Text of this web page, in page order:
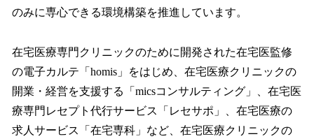
のみに専心できる環境構築を推進しています。
在宅医療専門クリニックのために開発された在宅医監修
の電子カルテ「homis」をはじめ、在宅医療クリニックの
開業・経営を支援する「micsコンサルティング」、在宅医
療専門レセプト代行サービス「レセサポ」、在宅医療の
求人サービス「在宅専科」など、在宅医療クリニックの